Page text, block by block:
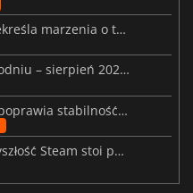
Wyciek ceny Steam Frame przekreśla marzenia o tanim zestawie VR
Premiery gier wideo w tym tygodniu – sierpień 2026 r. (32. tydzień)
Nowa aktualizacja w Palworld poprawia stabilność Sunreach i walk z bossami
Projekt Helix znów w grze, przyszłość Steam stoi pod znakiem zapytania